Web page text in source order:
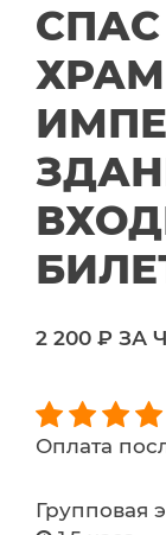
ЭКСКУРСИИ
О НАС
2 200 ₽ ЗА
Оплата
Групповая